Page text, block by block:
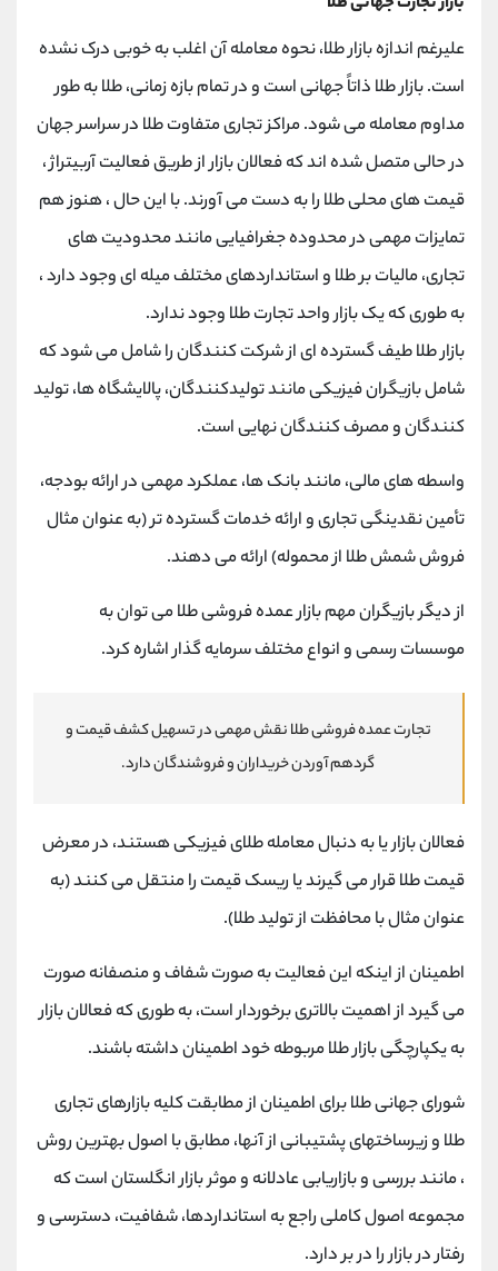
علیرغم اندازه بازار طلا، نحوه معامله آن اغلب به خوبی درک نشده
است. بازار طلا ذاتاً جهانی است و در تمام بازه زمانی، طلا به طور
مداوم معامله می شود. مراکز تجاری متفاوت طلا در سراسر جهان
در حالی متصل شده اند که فعالان بازار از طریق فعالیت آربیتراژ ،
قیمت های محلی طلا را به دست می آورند. با این حال ، هنوز هم
تمایزات مهمی در محدوده جغرافیایی مانند محدودیت های
تجاری، مالیات بر طلا و استانداردهای مختلف میله ای وجود دارد ،
به طوری که یک بازار واحد تجارت طلا وجود ندارد.
بازار طلا طیف گسترده ای از شرکت کنندگان را شامل می شود که
شامل بازیگران فیزیکی مانند تولیدکنندگان، پالایشگاه ها، تولید
کنندگان و مصرف کنندگان نهایی است.
واسطه های مالی، مانند بانک ها، عملکرد مهمی در ارائه بودجه،
تأمین نقدینگی تجاری و ارائه خدمات گسترده تر (به عنوان مثال
فروش شمش طلا از محموله) ارائه می دهند.
از دیگر بازیگران مهم بازار عمده فروشی طلا می توان به
موسسات رسمی و انواع مختلف سرمایه گذار اشاره کرد.
تجارت عمده فروشی طلا نقش مهمی در تسهیل کشف قیمت و
گردهم آوردن خریداران و فروشندگان دارد.
فعالان بازار یا به دنبال معامله طلای فیزیکی هستند، در معرض
قیمت طلا قرار می گیرند یا ریسک قیمت را منتقل می کنند (به
عنوان مثال با محافظت از تولید طلا).
اطمینان از اینکه این فعالیت به صورت شفاف و منصفانه صورت
می گیرد از اهمیت بالاتری برخوردار است، به طوری که فعالان بازار
به یکپارچگی بازار طلا مربوطه خود اطمینان داشته باشند.
شورای جهانی طلا برای اطمینان از مطابقت کلیه بازارهای تجاری
طلا و زیرساختهای پشتیبانی از آنها، مطابق با اصول بهترین روش
، مانند بررسی و بازاریابی عادلانه و موثر بازار انگلستان است که
مجموعه اصول کاملی راجع به استانداردها، شفافیت، دسترسی و
رفتار در بازار را در بر دارد.